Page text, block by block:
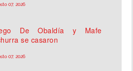
07, 2026
De Obaldía y Mafe
se casaron
07, 2026